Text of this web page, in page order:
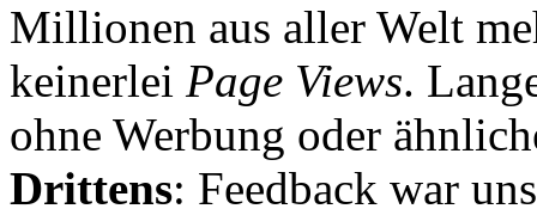
Millionen aus aller Welt
keinerlei Page Views.
ohne Werbung oder
Drittens: Feedback war